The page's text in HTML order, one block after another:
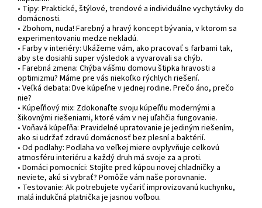
• Tipy: Praktické, štýlové, trendové a individuálne vychytávky do
domácnosti.
• Zbohom, nuda! Farebný a hravý koncept bývania, v ktorom sa
experimentovaniu medze nekladú.
• Farby v interiéry: Ukážeme vám, ako pracovať s farbami tak,
aby ste dosiahli super výsledok a vyvarovali sa chýb.
• Farebná zmena: Chýba vášmu domovu štipka hravosti a
optimizmu? Máme pre vás niekoľko rýchlych riešení.
• Veľká debata: Dve kúpeľne v jednej rodine. Prečo áno, prečo
nie?
• Kúpeľňový mix: Zdokonaľte svoju kúpeľňu modernými a
šikovnými riešeniami, ktoré vám v nej uľahčia fungovanie.
• Voňavá kúpeľňa: Pravidelné upratovanie je jediným riešením,
ako si udržať zdravú domácnosť bez plesní a baktérií.
• Od podlahy: Podlaha vo veľkej miere ovplyvňuje celkovú
atmosféru interiéru a každý druh má svoje za a proti.
• Domáci pomocníci: Stojíte pred kúpou novej chladničky a
neviete, akú si vybrať? Pomôže vám naše porovnanie.
• Testovanie: Ak potrebujete vyčariť improvizovanú kuchynku,
malá indukčná platnička je jasnou voľbou.